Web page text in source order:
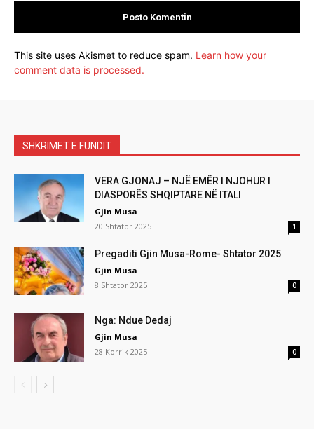
This site uses Akismet to reduce spam. Learn how your
comment data is processed.
SHKRIMET E FUNDIT
VERA GJONAJ – NJË EMËR I NJOHUR I
DIASPORËS SHQIPTARE NË ITALI
Gjin Musa
20 Shtator 2025
1
Pregaditi Gjin Musa-Rome- Shtator 2025
Gjin Musa
8 Shtator 2025
0
Nga: Ndue Dedaj
Gjin Musa
28 Korrik 2025
0